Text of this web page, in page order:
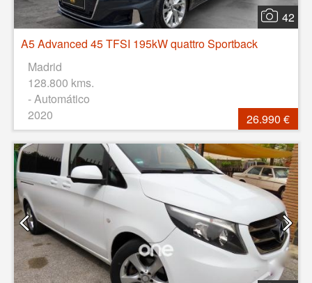
42
A5 Advanced 45 TFSI 195kW quattro Sportback
Madrid
128.800 kms.
- Automático
2020
26.990 €